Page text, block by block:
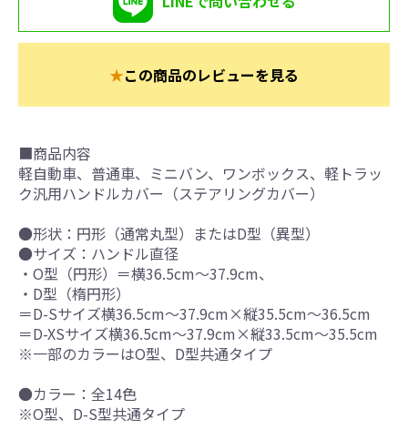
★この商品のレビューを見る
■商品内容
軽自動車、普通車、ミニバン、ワンボックス、軽トラッ
ク汎用ハンドルカバー（ステアリングカバー）
●形状：円形（通常丸型）またはD型（異型）
●サイズ：ハンドル直径
・O型（円形）＝横36.5cm～37.9cm、
・D型（楕円形）
＝D-Sサイズ横36.5cm～37.9cm×縦35.5cm～36.5cm
＝D-XSサイズ横36.5cm～37.9cm×縦33.5cm～35.5cm
※一部のカラーはO型、D型共通タイプ
●カラー：全14色
※O型、D-S型共通タイプ